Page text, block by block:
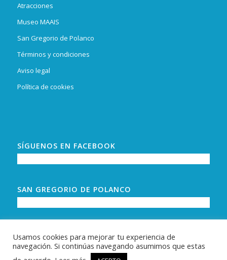
Atracciones
Museo MAAIS
San Gregorio de Polanco
Términos y condiciones
Aviso legal
Política de cookies
SÍGUENOS EN FACEBOOK
SAN GREGORIO DE POLANCO
Usamos cookies para mejorar tu experiencia de
navegación. Si continúas navegando asumimos que estas